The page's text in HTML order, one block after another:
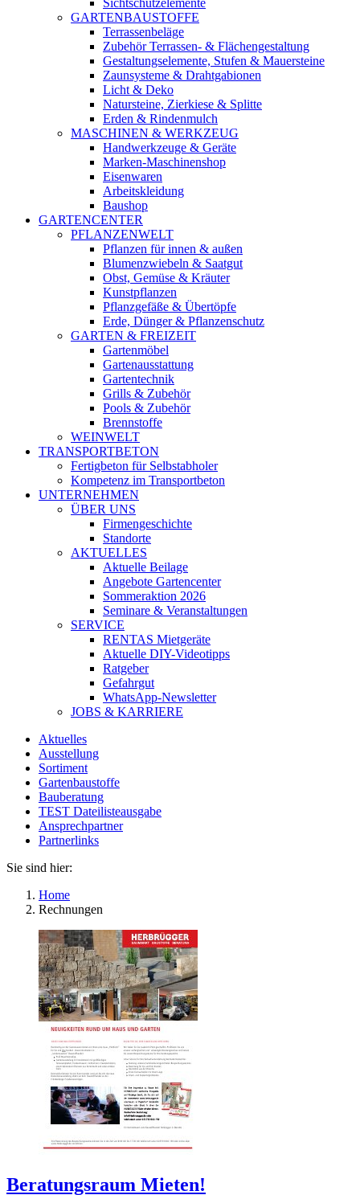
Sichtschutzelemente
GARTENBAUSTOFFE
Terrassenbeläge
Zubehör Terrassen- & Flächengestaltung
Gestaltungselemente, Stufen & Mauersteine
Zaunsysteme & Drahtgabionen
Licht & Deko
Natursteine, Zierkiese & Splitte
Erden & Rindenmulch
MASCHINEN & WERKZEUG
Handwerkzeuge & Geräte
Marken-Maschinenshop
Eisenwaren
Arbeitskleidung
Baushop
GARTENCENTER
PFLANZENWELT
Pflanzen für innen & außen
Blumenzwiebeln & Saatgut
Obst, Gemüse & Kräuter
Kunstpflanzen
Pflanzgefäße & Übertöpfe
Erde, Dünger & Pflanzenschutz
GARTEN & FREIZEIT
Gartenmöbel
Gartenausstattung
Gartentechnik
Grills & Zubehör
Pools & Zubehör
Brennstoffe
WEINWELT
TRANSPORTBETON
Fertigbeton für Selbstabholer
Kompetenz im Transportbeton
UNTERNEHMEN
ÜBER UNS
Firmengeschichte
Standorte
AKTUELLES
Aktuelle Beilage
Angebote Gartencenter
Sommeraktion 2026
Seminare & Veranstaltungen
SERVICE
RENTAS Mietgeräte
Aktuelle DIY-Videotipps
Ratgeber
Gefahrgut
WhatsApp-Newsletter
JOBS & KARRIERE
Aktuelles
Ausstellung
Sortiment
Gartenbaustoffe
Bauberatung
TEST Dateilisteausgabe
Ansprechpartner
Partnerlinks
Sie sind hier:
Home
Rechnungen
Beratungsraum Mieten!